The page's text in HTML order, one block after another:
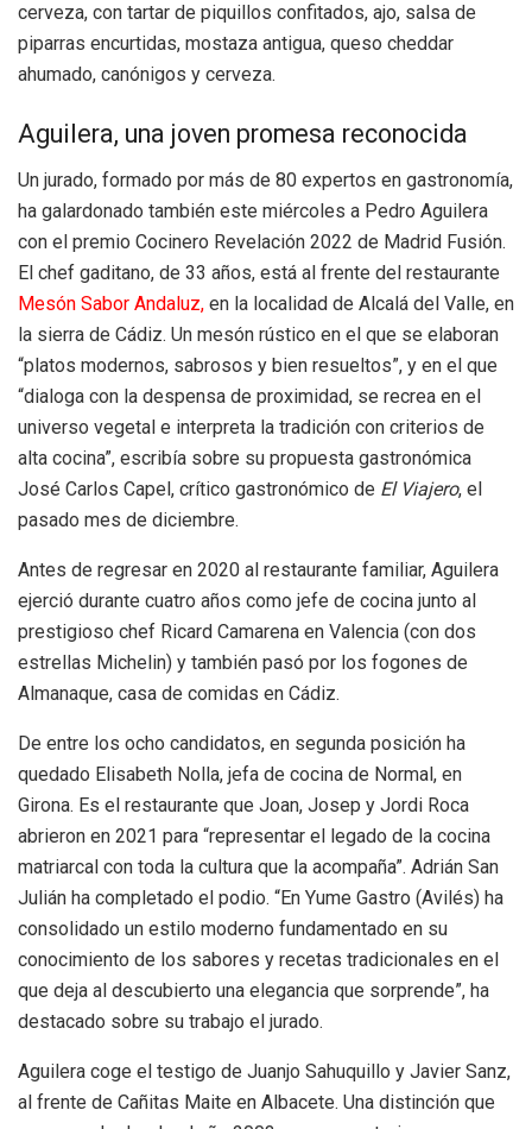
cerveza, con tartar de piquillos confitados, ajo, salsa de
piparras encurtidas, mostaza antigua, queso cheddar
ahumado, canónigos y cerveza.
Aguilera, una joven promesa reconocida
Un jurado, formado por más de 80 expertos en gastronomía,
ha galardonado también este miércoles a Pedro Aguilera
con el premio Cocinero Revelación 2022 de Madrid Fusión.
El chef gaditano, de 33 años, está al frente del restaurante
Mesón Sabor Andaluz, en la localidad de Alcalá del Valle, en
la sierra de Cádiz. Un mesón rústico en el que se elaboran
“platos modernos, sabrosos y bien resueltos”, y en el que
“dialoga con la despensa de proximidad, se recrea en el
universo vegetal e interpreta la tradición con criterios de
alta cocina”, escribía sobre su propuesta gastronómica
José Carlos Capel, crítico gastronómico de El Viajero, el
pasado mes de diciembre.
Antes de regresar en 2020 al restaurante familiar, Aguilera
ejerció durante cuatro años como jefe de cocina junto al
prestigioso chef Ricard Camarena en Valencia (con dos
estrellas Michelin) y también pasó por los fogones de
Almanaque, casa de comidas en Cádiz.
De entre los ocho candidatos, en segunda posición ha
quedado Elisabeth Nolla, jefa de cocina de Normal, en
Girona. Es el restaurante que Joan, Josep y Jordi Roca
abrieron en 2021 para “representar el legado de la cocina
matriarcal con toda la cultura que la acompaña”. Adrián San
Julián ha completado el podio. “En Yume Gastro (Avilés) ha
consolidado un estilo moderno fundamentado en su
conocimiento de los sabores y recetas tradicionales en el
que deja al descubierto una elegancia que sorprende”, ha
destacado sobre su trabajo el jurado.
Aguilera coge el testigo de Juanjo Sahuquillo y Javier Sanz,
al frente de Cañitas Maite en Albacete. Una distinción que